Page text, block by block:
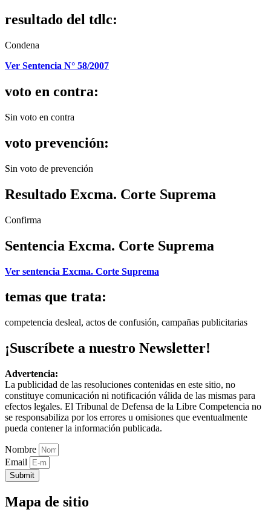
resultado del tdlc:
Condena
Ver Sentencia N° 58/2007
voto en contra:
Sin voto en contra
voto prevención:
Sin voto de prevención
Resultado Excma. Corte Suprema
Confirma
Sentencia Excma. Corte Suprema
Ver sentencia Excma. Corte Suprema
temas que trata:
competencia desleal, actos de confusión, campañas publicitarias
¡Suscríbete a nuestro Newsletter!
Advertencia:
La publicidad de las resoluciones contenidas en este sitio, no
constituye comunicación ni notificación válida de las mismas para
efectos legales. El Tribunal de Defensa de la Libre Competencia no
se responsabiliza por los errores u omisiones que eventualmente
pueda contener la información publicada.
Nombre
Email
Submit
Mapa de sitio